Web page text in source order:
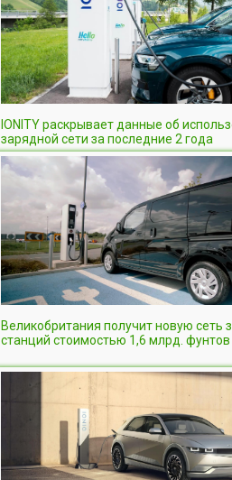
IONITY раскрывает данные об
зарядной сети за последние 2 года
Великобритания получит новую сеть
станций стоимостью 1,6 млрд. фунтов